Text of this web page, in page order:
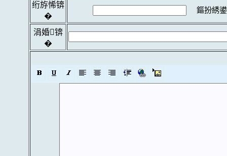
绗斿悕锛
�
鏂扮綉
涓婚锛
�